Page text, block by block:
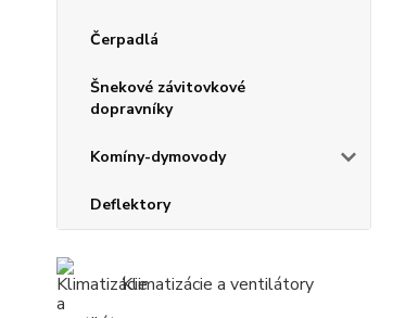
Čerpadlá
Šnekové závitovkové
dopravníky
Komíny-dymovody
Deflektory
Klimatizácie a ventilátory